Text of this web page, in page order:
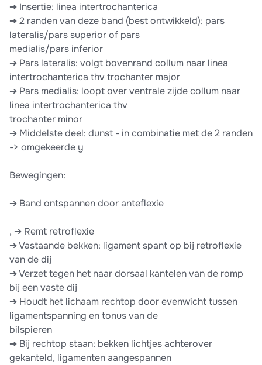
➔ Insertie: linea intertrochanterica
➔ 2 randen van deze band (best ontwikkeld): pars
lateralis/pars superior of pars
medialis/pars inferior
➔ Pars lateralis: volgt bovenrand collum naar linea
intertrochanterica thv trochanter major
➔ Pars medialis: loopt over ventrale zijde collum naar
linea intertrochanterica thv
trochanter minor
➔ Middelste deel: dunst - in combinatie met de 2 randen
-> omgekeerde y
Bewegingen:
➔ Band ontspannen door anteflexie
, ➔ Remt retroflexie
➔ Vastaande bekken: ligament spant op bij retroflexie
van de dij
➔ Verzet tegen het naar dorsaal kantelen van de romp
bij een vaste dij
➔ Houdt het lichaam rechtop door evenwicht tussen
ligamentspanning en tonus van de
bilspieren
➔ Bij rechtop staan: bekken lichtjes achterover
gekanteld, ligamenten aangespannen